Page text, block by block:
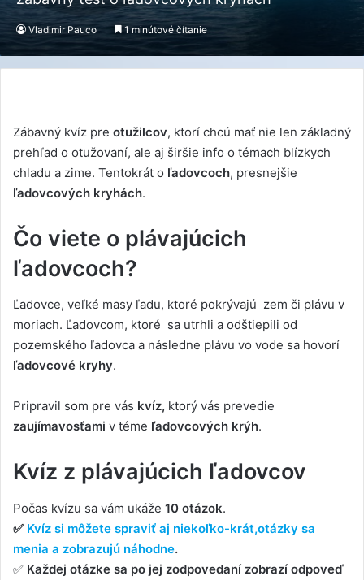
Vladimir Pauco 1 minútové čítanie
Zábavný kvíz pre otužilcov, ktorí chcú mať nie len základný
prehľad o otužovaní, ale aj širšie info o témach blízkych
chladu a zime. Tentokrát o ľadovcoch, presnejšie
ľadovcových kryhách.
Čo viete o plávajúcich
ľadovcoch?
Ľadovce, veľké masy ľadu, ktoré pokrývajú zem či plávu v
moriach. Ľadovcom, ktoré sa utrhli a odštiepili od
pozemského ľadovca a následne plávu vo vode sa hovorí
ľadovcové kryhy.
Pripravil som pre vás kvíz, ktorý vás prevedie
zaujímavosťami v téme ľadovcových krýh.
Kvíz z plávajúcich ľadovcov
Počas kvízu sa vám ukáže 10 otázok.
✅ Kvíz si môžete spraviť aj niekoľko-krát,otázky sa
menia a zobrazujú náhodne.
✅ Každej otázke sa po jej zodpovedaní zobrazí odpoveď